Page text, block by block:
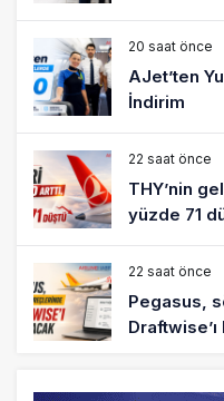
20 saat önce
AJet’ten
İndirim
22 saat önce
THY’nin
yüzde 71
22 saat önce
Pegasus,